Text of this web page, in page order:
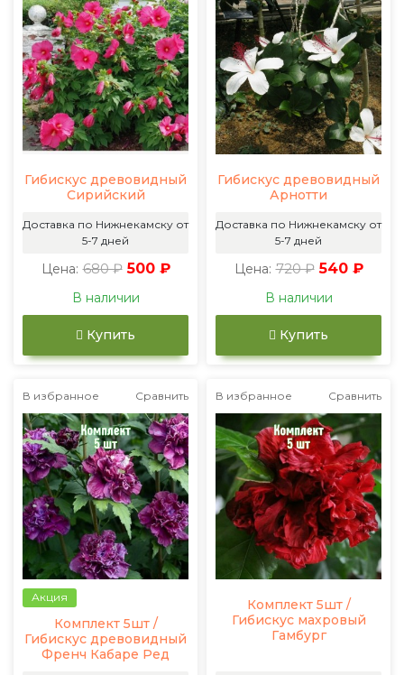
Гибискус древовидный
Сирийский
Доставка по Нижнекамску от
5-7 дней
Цена: 680 ₽ 500 ₽
В наличии
Купить
Гибискус древовидный
Арнотти
Доставка по Нижнекамску от
5-7 дней
Цена: 720 ₽ 540 ₽
В наличии
Купить
В избранное Сравнить
Акция
Комплект 5шт /
Гибискус древовидный
Френч Кабаре Ред
В избранное Сравнить
Комплект 5шт /
Гибискус махровый
Гамбург